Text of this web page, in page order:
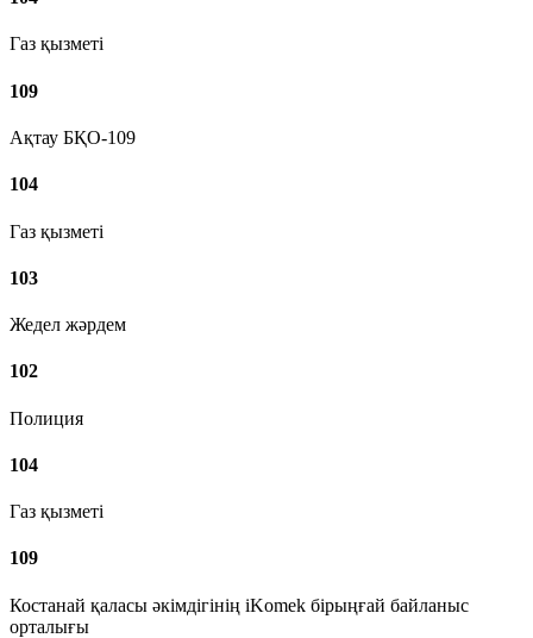
Газ қызметі
109
Ақтау БҚО-109
104
Газ қызметі
103
Жедел жәрдем
102
Полиция
104
Газ қызметі
109
Костанай қаласы әкімдігінің iKomek бірыңғай байланыс
орталығы